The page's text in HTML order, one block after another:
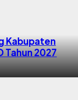
Kabupaten
Tahun 2027